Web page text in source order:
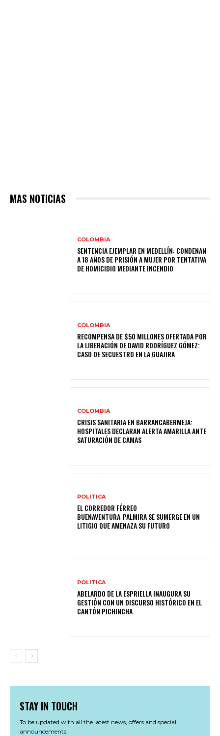
MAS NOTICIAS
COLOMBIA
SENTENCIA EJEMPLAR EN MEDELLÍN: CONDENAN
A 18 AÑOS DE PRISIÓN A MUJER POR TENTATIVA
DE HOMICIDIO MEDIANTE INCENDIO
COLOMBIA
RECOMPENSA DE $50 MILLONES OFERTADA POR
LA LIBERACIÓN DE DAVID RODRÍGUEZ GÓMEZ:
CASO DE SECUESTRO EN LA GUAJIRA
COLOMBIA
CRISIS SANITARIA EN BARRANCABERMEJA:
HOSPITALES DECLARAN ALERTA AMARILLA ANTE
SATURACIÓN DE CAMAS
POLITICA
EL CORREDOR FÉRREO
BUENAVENTURA‑PALMIRA SE SUMERGE EN UN
LITIGIO QUE AMENAZA SU FUTURO
POLITICA
ABELARDO DE LA ESPRIELLA INAUGURA SU
GESTIÓN CON UN DISCURSO HISTÓRICO EN EL
CANTÓN PICHINCHA
STAY IN TOUCH
To be updated with all the latest news, offers and special
announcements.